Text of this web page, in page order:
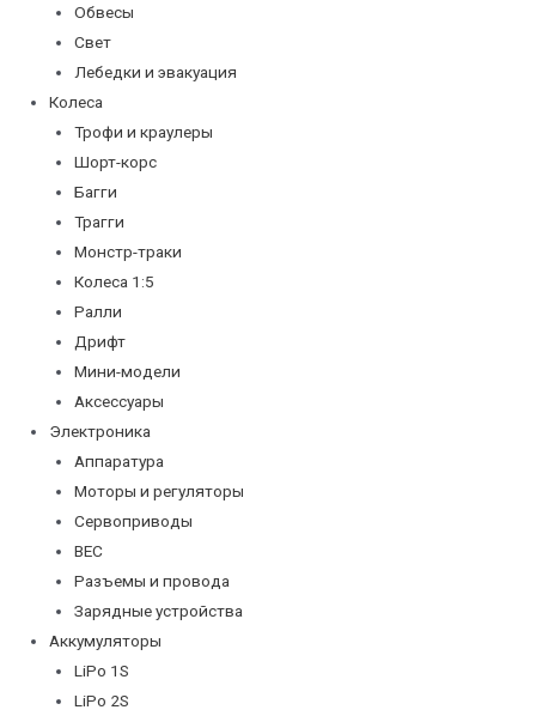
Обвесы
Свет
Лебедки и эвакуация
Колеса
Трофи и краулеры
Шорт-корс
Багги
Трагги
Монстр-траки
Колеса 1:5
Ралли
Дрифт
Мини-модели
Аксессуары
Электроника
Аппаратура
Моторы и регуляторы
Сервоприводы
BEC
Разъемы и провода
Зарядные устройства
Аккумуляторы
LiPo 1S
LiPo 2S